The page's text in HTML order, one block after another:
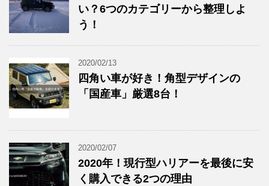
い？6つのカテゴリーから整理しよ
う！
2020/02/13
四角い車が好き！角型デザインの
「国産車」厳選8台！
2020/02/07
2020年！現行型ハリアーを最後に安
く購入できる2つの理由